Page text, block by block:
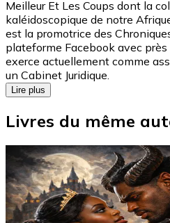
Meilleur Et Les Coups dont la
kaléidoscopique de notre
est la promotrice des
plateforme Facebook avec
exerce actuellement comme
un Cabinet Juridique.
Lire plus
Livres du même